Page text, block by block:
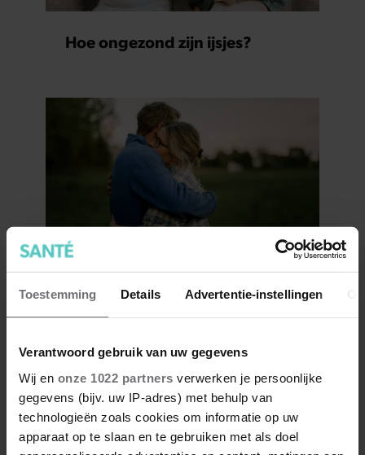
Toestemming Details Advertentie-instellingen
Verantwoord gebruik van uw gegevens
Wij en onze 1022 partners verwerken je persoonlijke
gegevens (bijv. uw IP-adres) met behulp van
technologieën zoals cookies om informatie op uw
apparaat op te slaan en te gebruiken met als doel
Hoe ongezond zijn ijsjes?
een ander bent?